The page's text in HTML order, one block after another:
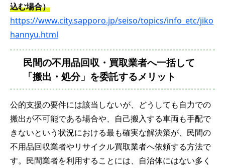
込む場合）
https://www.city.sapporo.jp/seiso/topics/info_etc/jiko
hannyu.html
民間の不用品回収・買取業者へ一括して
「搬出・処分」を委託するメリット
公的支援の要件には該当しないが、どうしても自力での
搬出が不可能である場合や、自己搬入する車両も手配で
きないという状況における最も確実な解決策が、民間の
不用品回収業者やリサイクル買取業者へ依頼する方法で
す。民間業者を利用することには、自治体にはない多く